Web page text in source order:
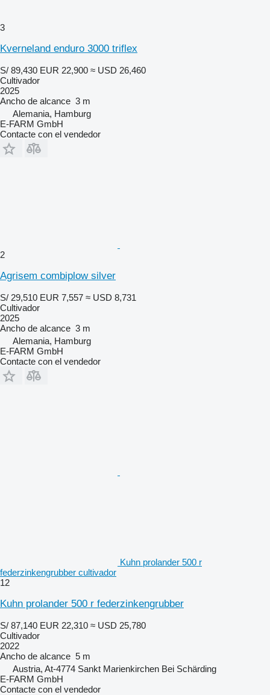
3
Kverneland enduro 3000 triflex
S/ 89,430 EUR 22,900 ≈ USD 26,460
Cultivador
2025
Ancho de alcance 3 m
Alemania, Hamburg
E-FARM GmbH
Contacte con el vendedor
2
Agrisem combiplow silver
S/ 29,510 EUR 7,557 ≈ USD 8,731
Cultivador
2025
Ancho de alcance 3 m
Alemania, Hamburg
E-FARM GmbH
Contacte con el vendedor
Kuhn prolander 500 r
federzinkengrubber cultivador
12
Kuhn prolander 500 r federzinkengrubber
S/ 87,140 EUR 22,310 ≈ USD 25,780
Cultivador
2022
Ancho de alcance 5 m
Austria, At-4774 Sankt Marienkirchen Bei Schärding
E-FARM GmbH
Contacte con el vendedor